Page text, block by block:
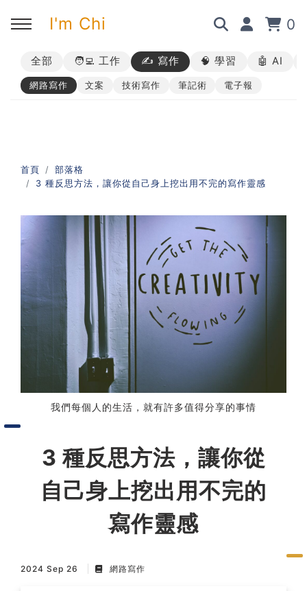
I'm Chi 0
回主選單
➡︎ 所有內容
回主選單
➡︎ 業配合作
回主選單
➡︎ 講座活動
回主選單
AI 職場應用｜ChatGPT 職場
AI 職場應用｜ChatGPT 進階
使用思維
AI 職場應用｜上班族的 AI 學
AI 職場應用｜NotebookLM
職場工作復盤術
職場思維與工作術｜卡片盒筆
記法
職場思維與工作術｜圖解問題
全部 🧑‍💻 工作 ✍️ 寫作 🧠 學習 🤖 AI
網路寫作 文案 技術寫作 筆記術 電子報
首頁
部落格
3 種反思方法，讓你從自己身上挖出用不完的寫作靈感
我們每個人的生活，就有許多值得分享的事情
3 種反思方法，讓你從
自己身上挖出用不完的
寫作靈感
2024 Sep 26 網路寫作